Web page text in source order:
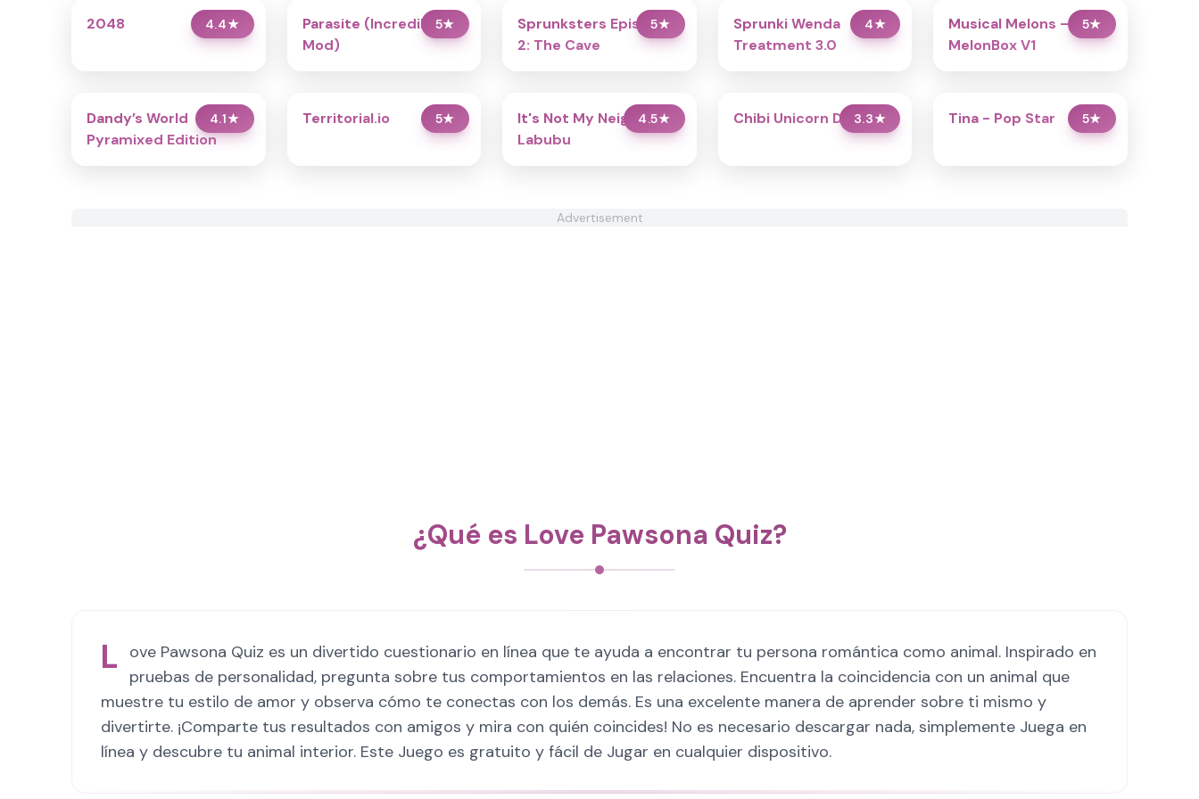
4.4★
2048 5★
Parasite (Incredibox
Mod)
5★
Sprunksters Episode
2: The Cave
4★
Sprunki Wenda
Treatment 3.0
5★
Musical Melons –
MelonBox V1
4.1★
Dandy’s World
Pyramixed Edition
5★
Territorial.io 4.5★
It's Not My Neighbor:
Labubu
3.3★
Chibi Unicorn Dress Up 5★
Tina - Pop Star
Advertisement
¿Qué es Love Pawsona Quiz?
L
ove Pawsona Quiz es un divertido cuestionario en línea que te ayuda a encontrar tu persona romántica como animal. Inspirado en
pruebas de personalidad, pregunta sobre tus comportamientos en las relaciones. Encuentra la coincidencia con un animal que
muestre tu estilo de amor y observa cómo te conectas con los demás. Es una excelente manera de aprender sobre ti mismo y
divertirte. ¡Comparte tus resultados con amigos y mira con quién coincides! No es necesario descargar nada, simplemente Juega en
línea y descubre tu animal interior. Este Juego es gratuito y fácil de Jugar en cualquier dispositivo.